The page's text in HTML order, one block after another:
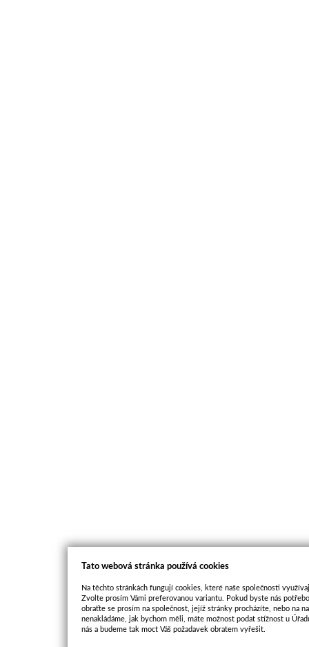
Tato webová stránka používá cookies
Na těchto stránkách fungují cookies, které naše společnosti
Zvolte prosím Vámi preferovanou variantu. Pokud byste nás
obraťte se prosím na společnost, jejíž stránky procházíte, nebo na
nenakládáme, jak bychom měli, máte možnost podat stížnost u
nás a budeme tak moct Váš požadavek obratem vyřešit.